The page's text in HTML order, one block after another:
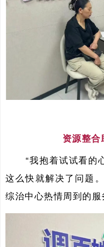
资源整合
“我抱着试试看的
这么快就解决了问题
综治中心热情周到的服